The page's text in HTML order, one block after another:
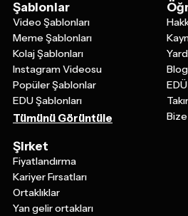
Şablonlar
Video Şablonları
Meme Şablonları
Kolaj Şablonları
Instagram Videosu
Popüler Şablonlar
EDU Şablonları
Tümünü Görüntüle
Blog
EDÜ
Bize
Şirket
Fiyatlandırma
Kariyer Fırsatları
Ortaklıklar
Yan gelir ortakları